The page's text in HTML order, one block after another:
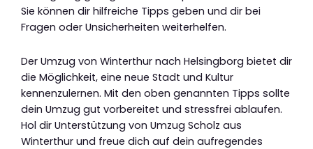
Sie können dir hilfreiche Tipps geben und dir bei
Fragen oder Unsicherheiten weiterhelfen.
Der Umzug von Winterthur nach Helsingborg bietet dir
die Möglichkeit, eine neue Stadt und Kultur
kennenzulernen. Mit den oben genannten Tipps sollte
dein Umzug gut vorbereitet und stressfrei ablaufen.
Hol dir Unterstützung von Umzug Scholz aus
Winterthur und freue dich auf dein aufregendes